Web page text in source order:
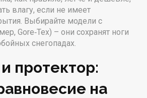
влагу, если не имеет
Выбирайте модели с
Gore‑Tex) – они сохранят ноги
снегопадах.
протектор:
на